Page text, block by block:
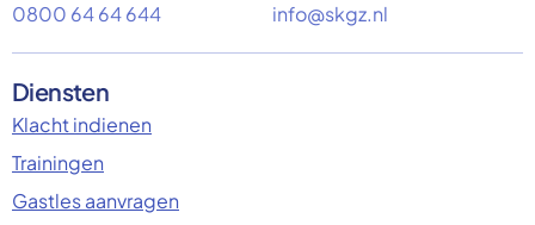
0800 64 64 644 info@skgz.nl
Diensten
Klacht indienen
Trainingen
Gastles aanvragen